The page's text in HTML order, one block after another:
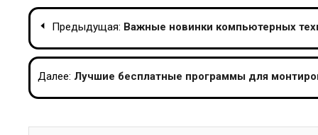
Навигация
по
записям
Предыдущая: Важные новинки компьютерных
Далее: Лучшие бесплатные программы для